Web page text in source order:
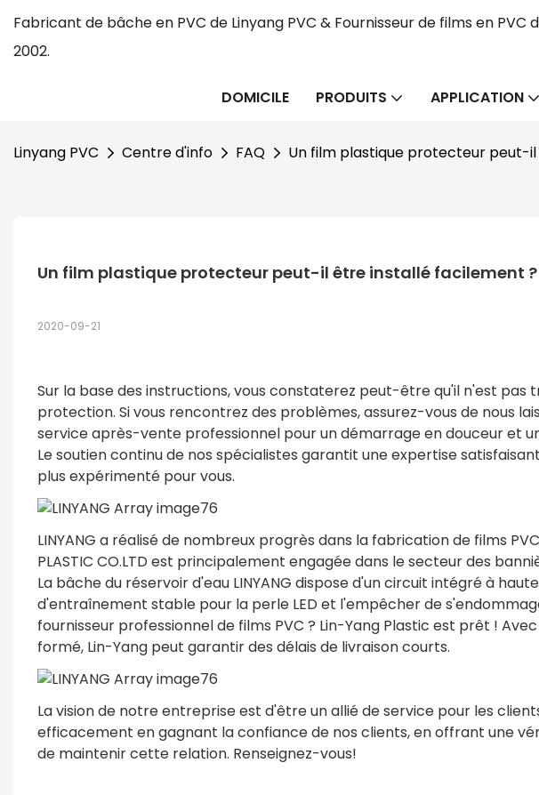
Fabricant de bâche en PVC de Linyang PVC & Fournisseur de films en PVC
2002.
DOMICILE PRODUITS APPLICATION
Linyang PVC Centre d'info FAQ Un film plastique protecteur peut-
Un film plastique protecteur peut-il être installé facilement ?
2020-09-21
Sur la base des instructions, vous constaterez peut-être qu'il n'est pas
protection. Si vous rencontrez des problèmes, assurez-vous de nous
service après-vente professionnel pour un démarrage en douceur et
Le soutien continu de nos spécialistes garantit une expertise
plus expérimenté pour vous.
LINYANG a réalisé de nombreux progrès dans la fabrication de films
PLASTIC CO.LTD est principalement engagée dans le secteur des
La bâche du réservoir d'eau LINYANG dispose d'un circuit intégré à
d'entraînement stable pour la perle LED et l'empêcher de
fournisseur professionnel de films PVC ? Lin-Yang Plastic est prêt !
formé, Lin-Yang peut garantir des délais de livraison courts.
La vision de notre entreprise est d'être un allié de service pour les
efficacement en gagnant la confiance de nos clients, en offrant une
de maintenir cette relation. Renseignez-vous!